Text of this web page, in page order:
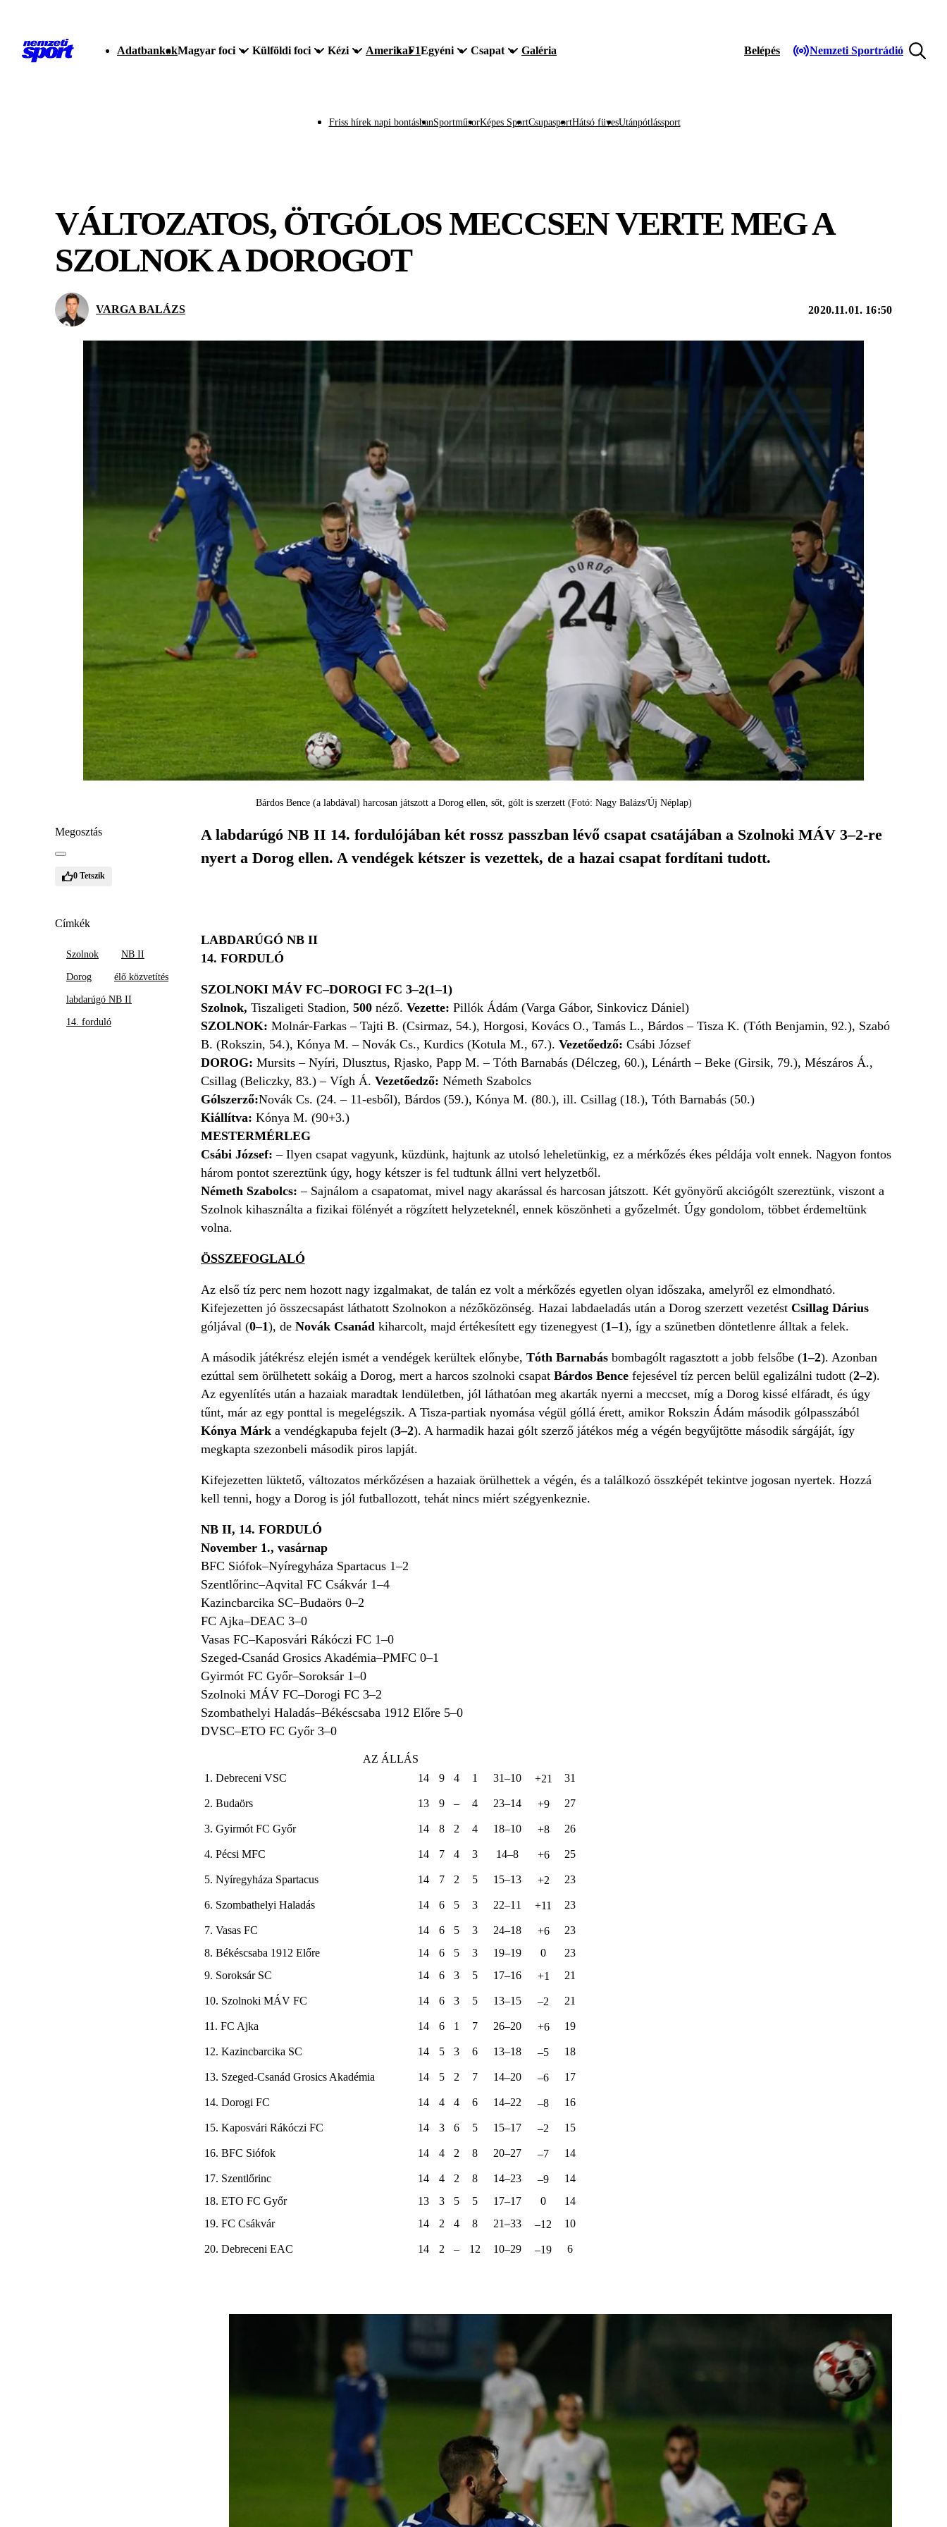
AdatbankokMagyar foci Külföldi foci Kézi AmerikaF1Egyéni Csapat Galéria Belépés Nemzeti Sportrádió
Friss hírek napi bontásbanSportműsorKépes SportCsupasportHátsó füvesUtánpótlássport
VÁLTOZATOS, ÖTGÓLOS MECCSEN VERTE MEG A
SZOLNOK A DOROGOT
VARGA BALÁZS 2020.11.01. 16:50
Bárdos Bence (a labdával) harcosan játszott a Dorog ellen, sőt, gólt is szerzett (Fotó: Nagy Balázs/Új Néplap)
Megosztás
0 Tetszik
Címkék
Szolnok NB II
Dorog élő közvetítés
labdarúgó NB II
14. forduló
A labdarúgó NB II 14. fordulójában két rossz passzban lévő csapat csatájában a Szolnoki MÁV 3–2-re
nyert a Dorog ellen. A vendégek kétszer is vezettek, de a hazai csapat fordítani tudott.
LABDARÚGÓ NB II
14. FORDULÓ
SZOLNOKI MÁV FC–DOROGI FC 3–2(1–1)
Szolnok, Tiszaligeti Stadion, 500 néző. Vezette: Pillók Ádám (Varga Gábor, Sinkovicz Dániel)
SZOLNOK: Molnár-Farkas – Tajti B. (Csirmaz, 54.), Horgosi, Kovács O., Tamás L., Bárdos – Tisza K. (Tóth Benjamin, 92.), Szabó
B. (Rokszin, 54.), Kónya M. – Novák Cs., Kurdics (Kotula M., 67.). Vezetőedző: Csábi József
DOROG: Mursits – Nyíri, Dlusztus, Rjasko, Papp M. – Tóth Barnabás (Délczeg, 60.), Lénárth – Beke (Girsik, 79.), Mészáros Á.,
Csillag (Beliczky, 83.) – Vígh Á. Vezetőedző: Németh Szabolcs
Gólszerző:Novák Cs. (24. – 11-esből), Bárdos (59.), Kónya M. (80.), ill. Csillag (18.), Tóth Barnabás (50.)
Kiállítva: Kónya M. (90+3.)
MESTERMÉRLEG
Csábi József: – Ilyen csapat vagyunk, küzdünk, hajtunk az utolsó leheletünkig, ez a mérkőzés ékes példája volt ennek. Nagyon fontos
három pontot szereztünk úgy, hogy kétszer is fel tudtunk állni vert helyzetből.
Németh Szabolcs: – Sajnálom a csapatomat, mivel nagy akarással és harcosan játszott. Két gyönyörű akciógólt szereztünk, viszont a
Szolnok kihasználta a fizikai fölényét a rögzített helyzeteknél, ennek köszönheti a győzelmét. Úgy gondolom, többet érdemeltünk
volna.
ÖSSZEFOGLALÓ
Az első tíz perc nem hozott nagy izgalmakat, de talán ez volt a mérkőzés egyetlen olyan időszaka, amelyről ez elmondható.
Kifejezetten jó összecsapást láthatott Szolnokon a nézőközönség. Hazai labdaeladás után a Dorog szerzett vezetést Csillag Dárius
góljával (0–1), de Novák Csanád kiharcolt, majd értékesített egy tizenegyest (1–1), így a szünetben döntetlenre álltak a felek.
A második játékrész elején ismét a vendégek kerültek előnybe, Tóth Barnabásbombagólt ragasztott a jobb felsőbe (1–2). Azonban
ezúttal sem örülhetett sokáig a Dorog, mert a harcos szolnoki csapat Bárdos Bencefejesével tíz percen belül egalizálni tudott (2–2).
Az egyenlítés után a hazaiak maradtak lendületben, jól láthatóan meg akarták nyerni a meccset, míg a Dorog kissé elfáradt, és úgy
tűnt, már az egy ponttal is megelégszik. A Tisza-partiak nyomása végül góllá érett, amikor Rokszin Ádám második gólpasszából
Kónya Márka vendégkapuba fejelt (3–2). A harmadik hazai gólt szerző játékos még a végén begyűjtötte második sárgáját, így
megkapta szezonbeli második piros lapját.
Kifejezetten lüktető, változatos mérkőzésen a hazaiak örülhettek a végén, és a találkozó összképét tekintve jogosan nyertek. Hozzá
kell tenni, hogy a Dorog is jól futballozott, tehát nincs miért szégyenkeznie.
NB II, 14. FORDULÓ
November 1., vasárnap
BFC Siófok–Nyíregyháza Spartacus 1–2
Szentlőrinc–Aqvital FC Csákvár 1–4
Kazincbarcika SC–Budaörs 0–2
FC Ajka–DEAC 3–0
Vasas FC–Kaposvári Rákóczi FC 1–0
Szeged-Csanád Grosics Akadémia–PMFC 0–1
Gyirmót FC Győr–Soroksár 1–0
Szolnoki MÁV FC–Dorogi FC 3–2
Szombathelyi Haladás–Békéscsaba 1912 Előre 5–0
DVSC–ETO FC Győr 3–0
AZ ÁLLÁS
1. Debreceni VSC
14 9 4 1 31–10 +21 31
2. Budaörs 13 9 – 4 23–14 +9 27
3. Gyirmót FC Győr 14 8 2 4 18–10 +8 26
4. Pécsi MFC 14 7 4 3 14–8 +6 25
5. Nyíregyháza Spartacus 14 7 2 5 15–13 +2 23
6. Szombathelyi Haladás 14 6 5 3 22–11 +11 23
7. Vasas FC 14 6 5 3 24–18 +6
23
8. Békéscsaba 1912 Előre
14 6 5 3 19–19 0
23
9. Soroksár SC
14 6 3 5 17–16 +1 21
10. Szolnoki MÁV FC 14 6 3 5 13–15 –2 21
11. FC Ajka 14 6 1 7 26–20 +6 19
12. Kazincbarcika SC 14 5 3 6 13–18 –5 18
13. Szeged-Csanád Grosics Akadémia 14 5 2 7 14–20 –6 17
14. Dorogi FC 14 4 4 6 14–22 –8 16
15. Kaposvári Rákóczi FC 14 3 6 5 15–17 –2 15
16. BFC Siófok 14 4 2 8 20–27 –7 14
17. Szentlőrinc 14 4 2 8 14–23 –9
14
18. ETO FC Győr
13 3 5 5 17–17 0
14
19. FC Csákvár
14 2 4 8 21–33 –12 10
20. Debreceni EAC 14 2 – 12 10–29 –19 6